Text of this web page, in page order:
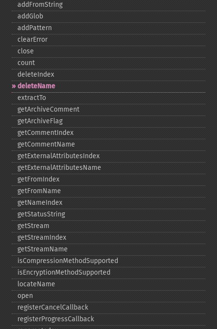
addFromString
addGlob
addPattern
clearError
close
count
deleteIndex
deleteName
extractTo
getArchiveComment
getArchiveFlag
getCommentIndex
getCommentName
getExternalAttributesIndex
getExternalAttributesName
getFromIndex
getFromName
getNameIndex
getStatusString
getStream
getStreamIndex
getStreamName
isCompressionMethodSupported
isEncryptionMethodSupported
locateName
open
registerCancelCallback
registerProgressCallback